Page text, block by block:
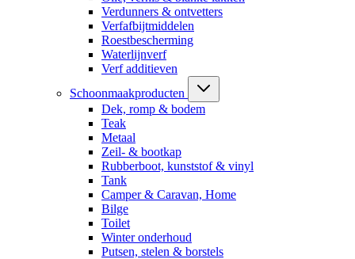
Verdunners & ontvetters
Verfafbijtmiddelen
Roestbescherming
Waterlijnverf
Verf additieven
Schoonmaakproducten
Dek, romp & bodem
Teak
Metaal
Zeil- & bootkap
Rubberboot, kunststof & vinyl
Tank
Camper & Caravan, Home
Bilge
Toilet
Winter onderhoud
Putsen, stelen & borstels